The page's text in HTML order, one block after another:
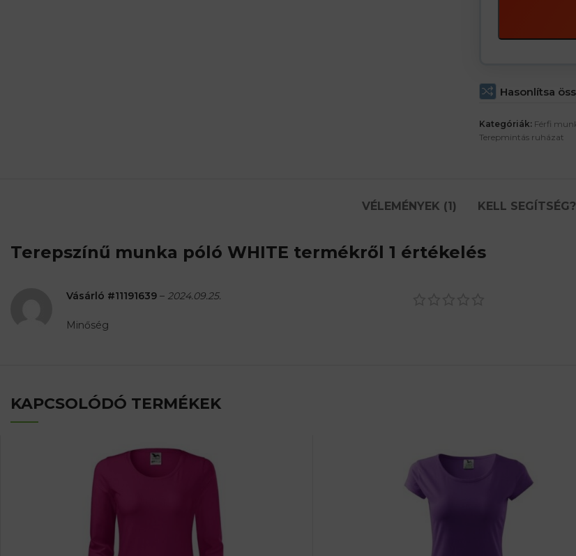
Hasonlítsa
Kategóriák: Férfi
Terepmintás ruházat
VÉLEMÉNYEK (1) KELL SEGÍTSÉG?
Terepszínű munka póló WHITE termékről 1 értékelés
Vásárló #11191639 – 2024.09.25.
Minőség
KAPCSOLÓDÓ TERMÉKEK